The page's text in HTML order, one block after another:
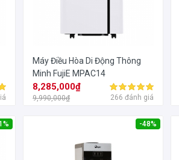
Máy Điều Hòa Di Động Thông
Minh FujiE MPAC14
8,285,000₫
9,990,000₫ 266 đánh giá
-48%